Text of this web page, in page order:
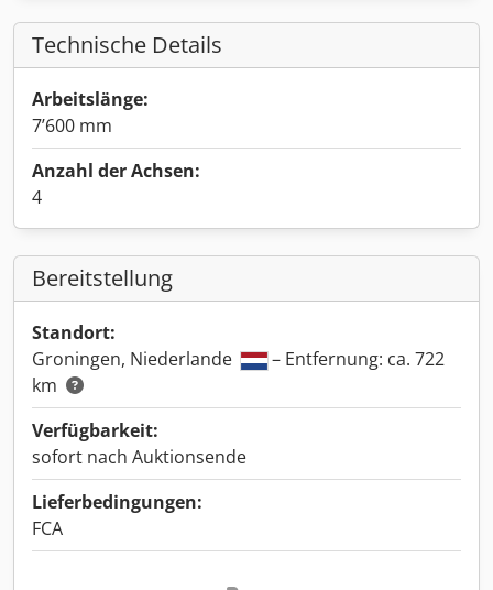
Technische Details
Arbeitslänge:
7’600 mm
Anzahl der Achsen:
4
Bereitstellung
Standort:
Groningen, Niederlande
– Entfernung: ca. 722
km
Verfügbarkeit:
sofort nach Auktionsende
Lieferbedingungen:
FCA